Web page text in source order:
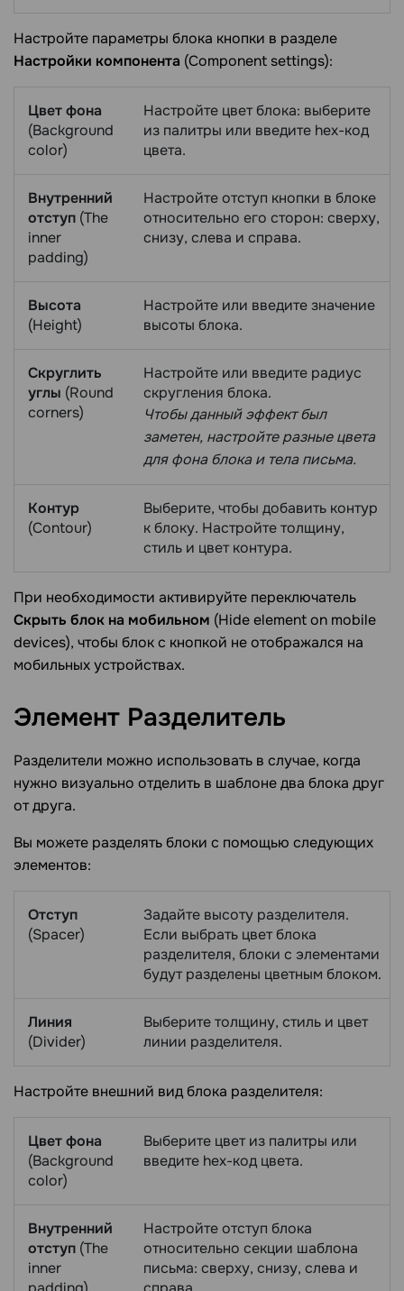
Настройте параметры блока кнопки в разделе
Настройки компонента (Component settings):
Цвет фона
(Background
color)
Настройте цвет блока: выберите
из палитры или введите hex-код
цвета.
Внутренний
отступ (The
inner
padding)
Настройте отступ кнопки в блоке
относительно его сторон: сверху,
снизу, слева и справа.
Высота
(Height)
Настройте или введите значение
высоты блока.
Скруглить
углы (Round
corners)
Настройте или введите радиус
скругления блока.
Чтобы данный эффект был
заметен, настройте разные цвета
для фона блока и тела письма.
Контур
(Contour)
Выберите, чтобы добавить контур
к блоку. Настройте толщину,
стиль и цвет контура.
При необходимости активируйте переключатель
Скрыть блок на мобильном (Hide element on mobile
devices), чтобы блок с кнопкой не отображался на
мобильных устройствах.
Элемент Разделитель
Разделители можно использовать в случае, когда
нужно визуально отделить в шаблоне два блока друг
от друга.
Вы можете разделять блоки с помощью следующих
элементов:
Отступ
(Spacer)
Задайте высоту разделителя.
Если выбрать цвет блока
разделителя, блоки с элементами
будут разделены цветным блоком.
Линия
(Divider)
Выберите толщину, стиль и цвет
линии разделителя.
Настройте внешний вид блока разделителя:
Цвет фона
(Background
color)
Выберите цвет из палитры или
введите hex-код цвета.
Внутренний
отступ (The
inner
Настройте отступ блока
относительно секции шаблона
письма: сверху, снизу, слева и